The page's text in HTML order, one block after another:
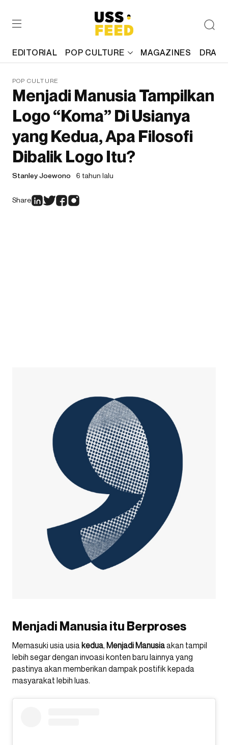
EDITORIAL POP CULTURE MAGAZINES
POP CULTURE
Menjadi Manusia Tampilkan
Logo “Koma” Di Usianya
yang Kedua, Apa Filosofi
Dibalik Logo Itu?
Stanley Joewono 6 tahun lalu
Share
Menjadi Manusia itu Berproses
Memasuki usia usia kedua, Menjadi Manusiaakan tampil
lebih segar dengan invoasi konten baru lainnya yang
pastinya akan memberikan dampak postifik kepada
masyarakat lebih luas.